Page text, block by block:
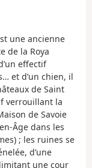
une ancienne
de la Roya
effectif
et d’un chien, il
de Saint
verrouillant la
de Savoie
Âge dans les
; les ruines se
d’une
une cour